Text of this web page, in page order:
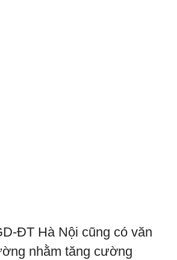
ĐT Hà Nội cũng có văn
nhằm tăng cường